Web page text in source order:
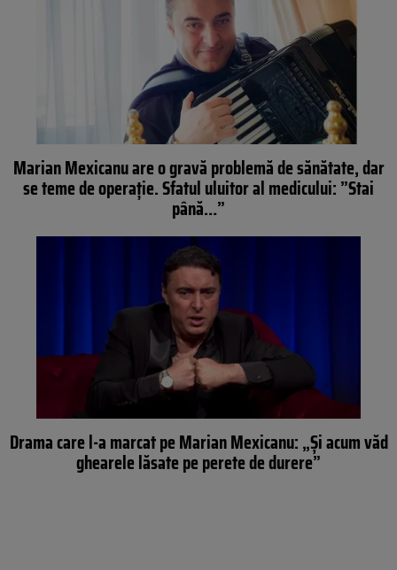
Marian Mexicanu are o gravă problemă de sănătate, dar
se teme de operație. Sfatul uluitor al medicului: ”Stai
până…”
Drama care l-a marcat pe Marian Mexicanu: „Și acum văd
ghearele lăsate pe perete de durere”